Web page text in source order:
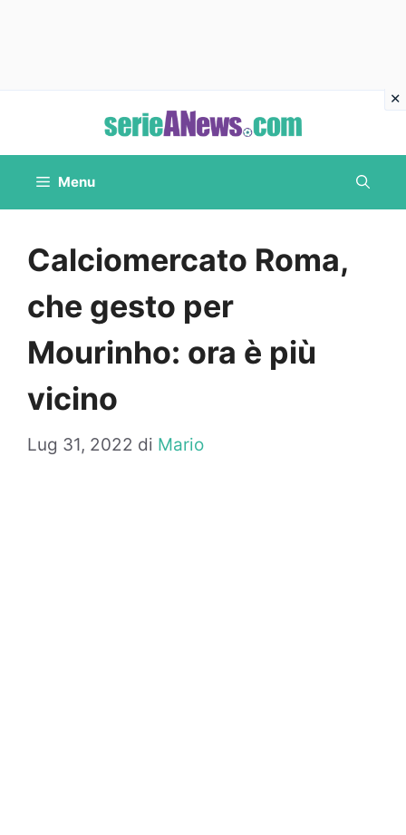
contenuto
Menu
Calciomercato Roma,
che gesto per
Mourinho: ora è più
vicino
Lug 31, 2022 di Mario